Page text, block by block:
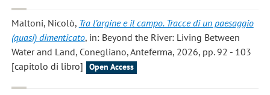
Maltoni, Nicolò, Tra l’argine e il campo. Tracce di un paesaggio
(quasi) dimenticato, in: Beyond the River: Living Between
Water and Land, Conegliano, Anteferma, 2026, pp. 92 - 103
[capitolo di libro]
Open Access